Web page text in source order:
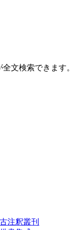
文検索できます。
注釈叢刊